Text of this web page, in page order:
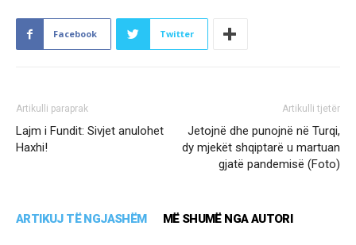
Facebook Twitter
Artikulli paraprak
Lajm i Fundit: Sivjet anulohet
Haxhi!
Artikulli tjetër
Jetojnë dhe punojnë në Turqi,
dy mjekët shqiptarë u martuan
gjatë pandemisë (Foto)
ARTIKUJ TË NGJASHËM MË SHUMË NGA AUTORI